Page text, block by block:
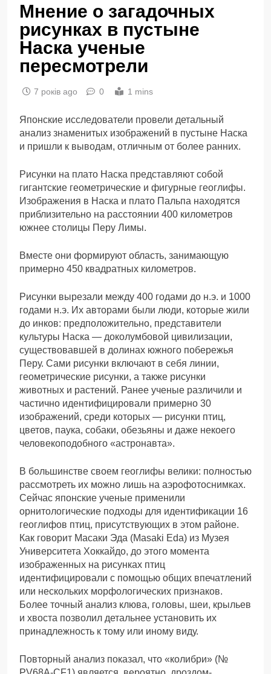
Мнение о загадочных
рисунках в пустыне
Наска ученые
пересмотрели
7 років ago 0 1 mins
Японские исследователи провели детальный
анализ знаменитых изображений в пустыне Наска
и пришли к выводам, отличным от более ранних.
Рисунки на плато Наска представляют собой
гигантские геометрические и фигурные геоглифы.
Изображения в Наска и плато Пальпа находятся
приблизительно на расстоянии 400 километров
южнее столицы Перу Лимы.
Вместе они формируют область, занимающую
примерно 450 квадратных километров.
Рисунки вырезали между 400 годами до н.э. и 1000
годами н.э. Их авторами были люди, которые жили
до инков: предположительно, представители
культуры Наска — доколумбовой цивилизации,
существовавшей в долинах южного побережья
Перу. Сами рисунки включают в себя линии,
геометрические рисунки, а также рисунки
животных и растений. Ранее ученые различили и
частично идентифицировали примерно 30
изображений, среди которых — рисунки птиц,
цветов, паука, собаки, обезьяны и даже некоего
человекоподобного «астронавта».
В большинстве своем геоглифы велики: полностью
рассмотреть их можно лишь на аэрофотоснимках.
Сейчас японские ученые применили
орнитологические подходы для идентификации 16
геоглифов птиц, присутствующих в этом районе.
Как говорит Масаки Эда (Masaki Eda) из Музея
Университета Хоккайдо, до этого момента
изображенных на рисунках птиц
идентифицировали с помощью общих впечатлений
или нескольких морфологических признаков.
Более точный анализ клюва, головы, шеи, крыльев
и хвоста позволил детальнее установить их
принадлежность к тому или иному виду.
Повторный анализ показал, что «колибри» (№